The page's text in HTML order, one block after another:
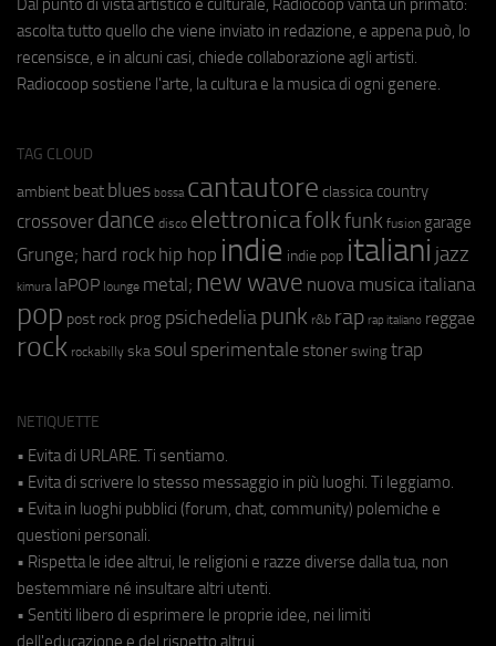
Dal punto di vista artistico e culturale, Radiocoop vanta un primato:
ascolta tutto quello che viene inviato in redazione, e appena può, lo
recensisce, e in alcuni casi, chiede collaborazione agli artisti.
Radiocoop sostiene l'arte, la cultura e la musica di ogni genere.
TAG CLOUD
ambient beat blues bossa cantautore classica country
crossover dance disco elettronicafolkfunk fusion garage
Grunge; hard rock hip hop indie indie pop italiani jazz
kimura laPOP lounge metal; new wave nuova musica italiana
pop post rock prog psichedeliapunk r&b rap rap italiano reggae
rock rockabilly ska soul sperimentale stoner swing trap
NETIQUETTE
• Evita di URLARE. Ti sentiamo.
• Evita di scrivere lo stesso messaggio in più luoghi. Ti leggiamo.
• Evita in luoghi pubblici (forum, chat, community) polemiche e
questioni personali.
• Rispetta le idee altrui, le religioni e razze diverse dalla tua, non
bestemmiare né insultare altri utenti.
• Sentiti libero di esprimere le proprie idee, nei limiti
dell'educazione e del rispetto altrui.